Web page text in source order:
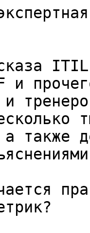
и
и
также